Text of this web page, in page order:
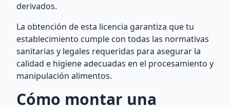
derivados.
La obtención de esta licencia garantiza que tu
establecimiento cumple con todas las normativas
sanitarias y legales requeridas para asegurar la
calidad e higiene adecuadas en el procesamiento y
manipulación alimentos.
Cómo montar una